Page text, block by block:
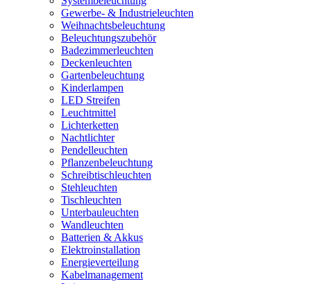
Gewerbe- & Industrieleuchten
Weihnachtsbeleuchtung
Beleuchtungszubehör
Badezimmerleuchten
Deckenleuchten
Gartenbeleuchtung
Kinderlampen
LED Streifen
Leuchtmittel
Lichterketten
Nachtlichter
Pendelleuchten
Pflanzenbeleuchtung
Schreibtischleuchten
Stehleuchten
Tischleuchten
Unterbauleuchten
Wandleuchten
Batterien & Akkus
Elektroinstallation
Energieverteilung
Kabelmanagement